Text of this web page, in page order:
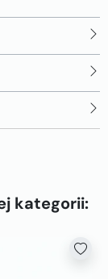
kategorii: